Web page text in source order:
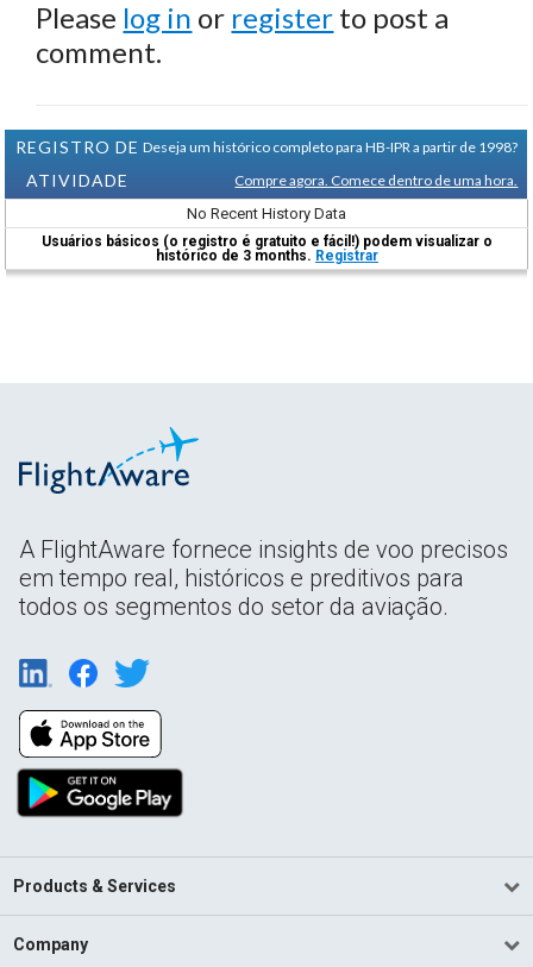
Please log in or register to post a
comment.
REGISTRO DE
ATIVIDADE
Deseja um histórico completo para HB-IPR a partir de 1998?
Compre agora. Comece dentro de uma hora.
No Recent History Data
Usuários básicos (o registro é gratuito e fácil!) podem visualizar o
histórico de 3 months. Registrar
A FlightAware fornece insights de voo precisos
em tempo real, históricos e preditivos para
todos os segmentos do setor da aviação.
Products & Services
Company